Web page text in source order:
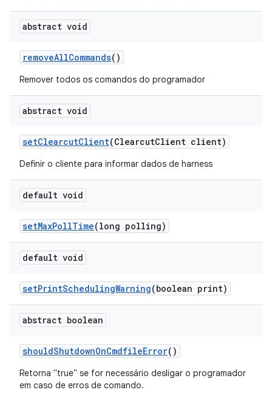
abstract void
removeAllCommands()
Remover todos os comandos do programador
abstract void
setClearcutClient(ClearcutClient client)
Definir o cliente para informar dados de harness
default void
setMaxPollTime(long polling)
default void
setPrintSchedulingWarning(boolean print)
abstract boolean
shouldShutdownOnCmdfileError()
Retorna "true" se for necessário desligar o programador
em caso de erros de comando.